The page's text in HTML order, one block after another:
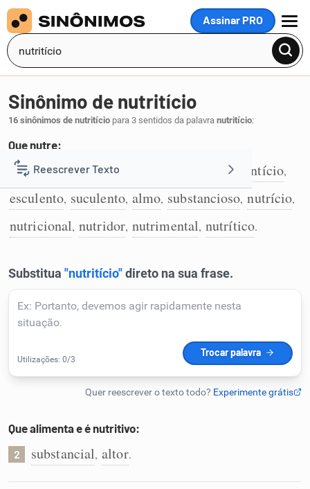
Assinar PRO
MENU
Reescrever Texto
Resumir Texto
Detector de IA
Humanizador de IA
Caça-palavras
Sinônimo de nutritício
16 sinônimos de nutritício para 3 sentidos da palavra nutritício:
Que nutre:
1 nutritivo,alimentar alimentício,
esculento, suculento, almo, substancioso, nutrício,
nutricional, nutridor, nutrimental, nutrítico.
Que alimenta e é nutritivo:
2 substancial, altor.